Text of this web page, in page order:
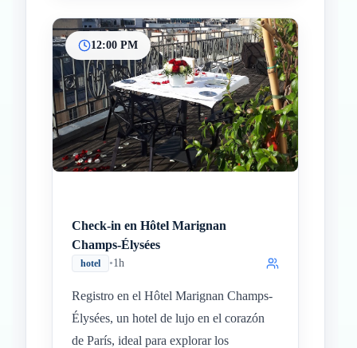
12:00 PM
Check-in en Hôtel Marignan
Champs-Élysées
hotel •1h
Registro en el Hôtel Marignan Champs-
Élysées, un hotel de lujo en el corazón
de París, ideal para explorar los